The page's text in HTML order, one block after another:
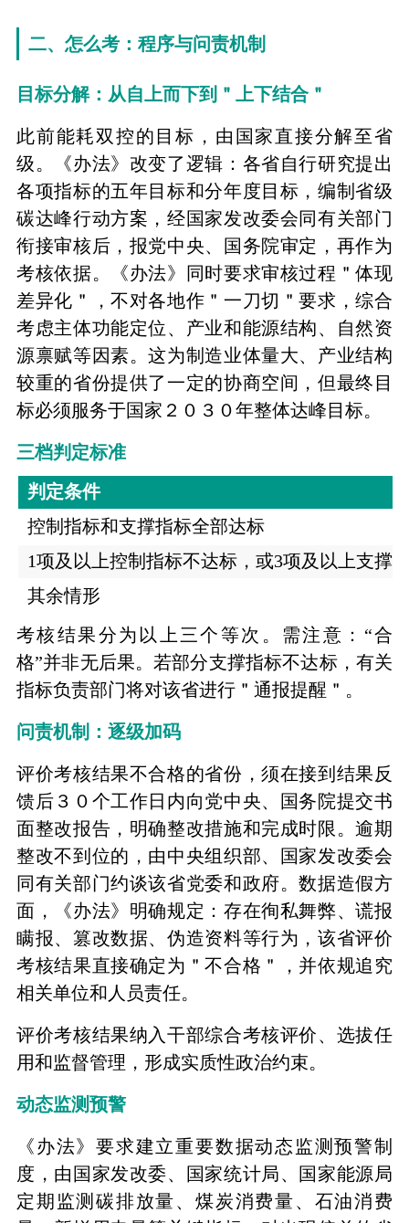
二、怎么考：程序与问责机制
目标分解：从自上而下到＂上下结合＂
此前能耗双控的目标，由国家直接分解至省
级。《办法》改变了逻辑：各省自行研究提出
各项指标的五年目标和分年度目标，编制省级
碳达峰行动方案，经国家发改委会同有关部门
衔接审核后，报党中央、国务院审定，再作为
考核依据。《办法》同时要求审核过程＂体现
差异化＂，不对各地作＂一刀切＂要求，综合
考虑主体功能定位、产业和能源结构、自然资
源禀赋等因素。这为制造业体量大、产业结构
较重的省份提供了一定的协商空间，但最终目
标必须服务于国家２０３０年整体达峰目标。
三档判定标准
判定条件
控制指标和支撑指标全部达标
1项及以上控制指标不达标，或3项及以上支撑
其余情形
考核结果分为以上三个等次。需注意：“合
格”并非无后果。若部分支撑指标不达标，有关
指标负责部门将对该省进行＂通报提醒＂。
问责机制：逐级加码
评价考核结果不合格的省份，须在接到结果反
馈后３０个工作日内向党中央、国务院提交书
面整改报告，明确整改措施和完成时限。逾期
整改不到位的，由中央组织部、国家发改委会
同有关部门约谈该省党委和政府。数据造假方
面，《办法》明确规定：存在徇私舞弊、谎报
瞒报、篡改数据、伪造资料等行为，该省评价
考核结果直接确定为＂不合格＂，并依规追究
相关单位和人员责任。
评价考核结果纳入干部综合考核评价、选拔任
用和监督管理，形成实质性政治约束。
动态监测预警
《办法》要求建立重要数据动态监测预警制
度，由国家发改委、国家统计局、国家能源局
定期监测碳排放量、煤炭消费量、石油消费